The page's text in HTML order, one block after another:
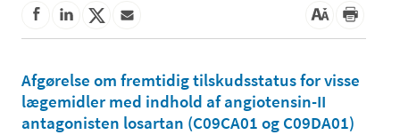
Afgørelse om fremtidig tilskudsstatus for visse
lægemidler med indhold af angiotensin-II
antagonisten losartan (C09CA01 og C09DA01)